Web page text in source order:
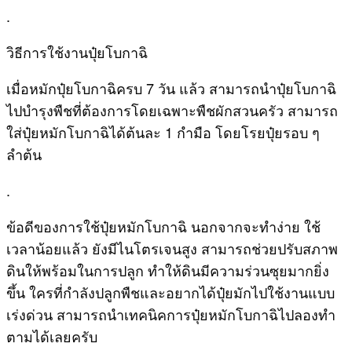
.
วิธีการใช้งานปุ๋ยโบกาฉิ
เมื่อหมักปุ๋ยโบกาฉิครบ 7 วัน แล้ว สามารถนำปุ๋ยโบกาฉิ
ไปบำรุงพืชที่ต้องการโดยเฉพาะพืชผักสวนครัว สามารถ
ใส่ปุ๋ยหมักโบกาฉิได้ต้นละ 1 กำมือ โดยโรยปุ๋ยรอบ ๆ
ลำต้น
.
ข้อดีของการใช้ปุ๋ยหมักโบกาฉิ นอกจากจะทำง่าย ใช้
เวลาน้อยแล้ว ยังมีไนโตรเจนสูง สามารถช่วยปรับสภาพ
ดินให้พร้อมในการปลูก ทำให้ดินมีความร่วนซุยมากยิ่ง
ขึ้น ใครที่กำลังปลูกพืชและอยากได้ปุ๋ยมักไปใช้งานแบบ
เร่งด่วน สามารถนำเทคนิคการปุ๋ยหมักโบกาฉิไปลองทำ
ตามได้เลยครับ